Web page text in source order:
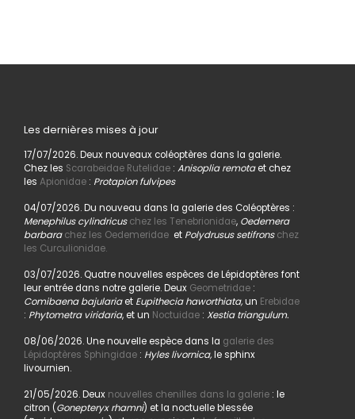
Les dernières mises à jour
17/07/2026. Deux nouveaux coléoptères dans la galerie.
Chez les Scarabeidae Rutelidae: Anisoplia remotaet chez
les Apionidae: Protapion fulvipes
04/07/2026. Du nouveau dans la galerie des Coléoptères :
Menephilus cylindricus chez les Tenebrionidae,Oedemera
barbara chez les Oedemeridaeet Polydrusus setifrons chez
les Curculionidae.
03/07/2026. Quatre nouvelles espèces de Lépidoptères font
leur entrée dans notre galerie. Deux Geometridae:
Comibaena bajulariaet Eupithecia haworthiata,un Erebidae
: Phytometra viridaria, et un Noctuidae: Xestia triangulum.
08/06/2026. Une nouvelle espèce dans la galerie des
Lépidoptères Sphingidae: Hyles livornica,le sphinx
livournien.
21/05/2026. Deux nouvelles chenilles dans la galerie : le
citron (Gonepteryx rhamni) et la noctuelle blessée